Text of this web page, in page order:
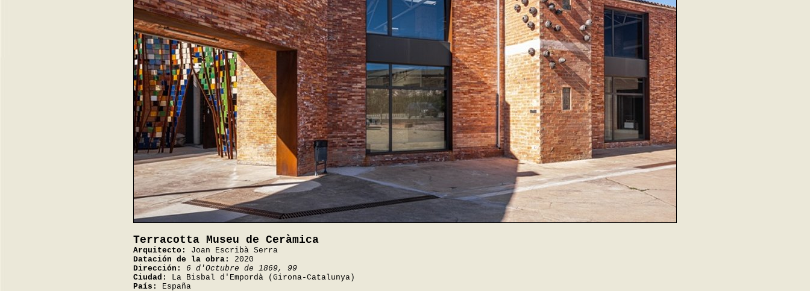
Terracotta Museu de Ceràmica
Arquitecto:
Joan Escribà Serra
Datación de la obra:
2020
Dirección:
6 d'Octubre de 1869, 99
Ciudad:
La Bisbal d'Empordà (Girona-Catalunya)
País:
España